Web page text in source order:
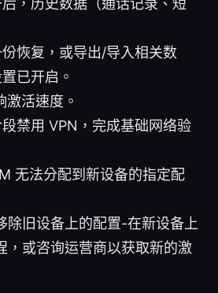
恢复，或导出/导入相关数
已开启。
激活速度。
禁用 VPN，完成基础网络验
无法分配到新设备的指定配
除旧设备上的配置-在新设备上
，或咨询运营商以获取新的激